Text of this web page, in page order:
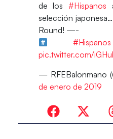
de los#Hispanos
selección
Round! —-
#Hispanos
pic.twitter.com/
— RFEBalonmano
de enero de 2019